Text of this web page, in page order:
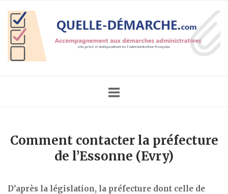
content
Home
Comment contacter la préfecture
de l’Essonne (Evry)
D’après la législation, la préfecture dont celle de